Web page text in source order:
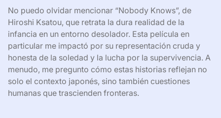
No puedo olvidar mencionar “Nobody Knows”, de
Hiroshi Ksatou, que retrata la dura realidad de la
infancia en un entorno desolador. Esta película en
particular me impactó por su representación cruda y
honesta de la soledad y la lucha por la supervivencia. A
menudo, me pregunto cómo estas historias reflejan no
solo el contexto japonés, sino también cuestiones
humanas que trascienden fronteras.